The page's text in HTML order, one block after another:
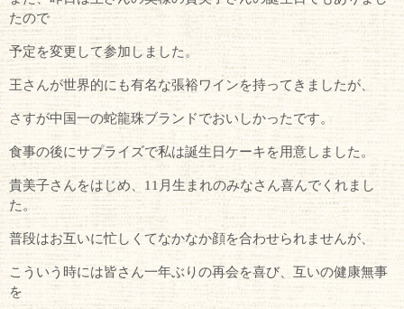
たので
予定を変更して参加しました。
王さんが世界的にも有名な張裕ワインを持ってきましたが、
さすが中国一の蛇龍珠ブランドでおいしかったです。
食事の後にサプライズで私は誕生日ケーキを用意しました。
貴美子さんをはじめ、11月生まれのみなさん喜んでくれまし
た。
普段はお互いに忙しくてなかなか顔を合わせられませんが、
こういう時には皆さん一年ぶりの再会を喜び、互いの健康無事
を